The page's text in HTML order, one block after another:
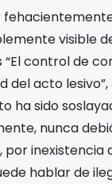
visible
“El control de
del acto lesivo”,
ha sido
nunca
por
hablar de